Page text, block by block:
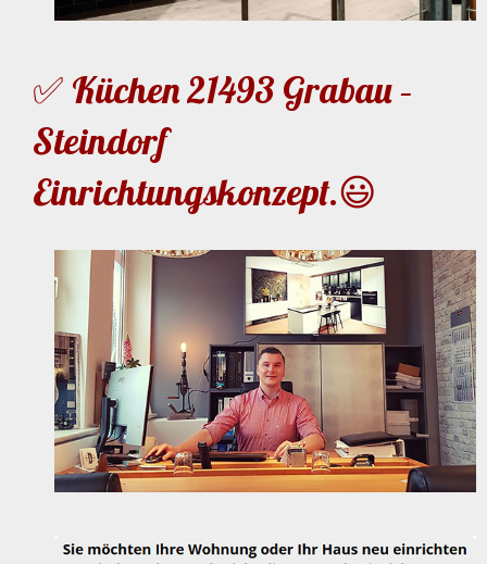
✅ Küchen 21493 Grabau –
Steindorf
Einrichtungskonzept.😃